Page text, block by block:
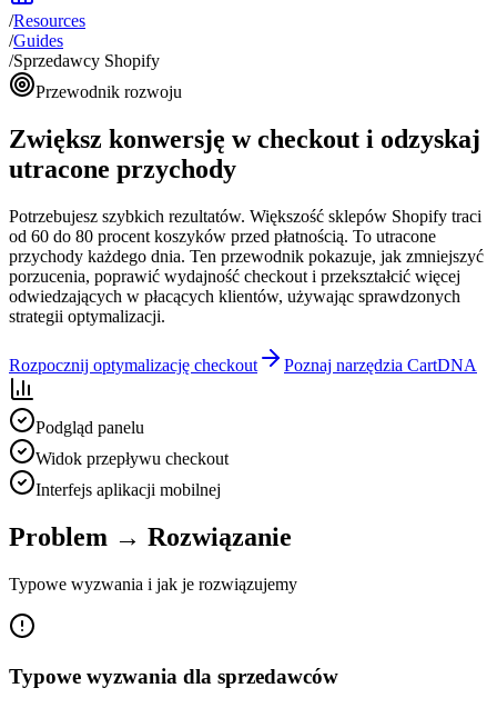
/Resources
/Guides
/Sprzedawcy Shopify
Przewodnik rozwoju
Zwiększ konwersję w checkout i odzyskaj
utracone przychody
Potrzebujesz szybkich rezultatów. Większość sklepów Shopify traci
od 60 do 80 procent koszyków przed płatnością. To utracone
przychody każdego dnia. Ten przewodnik pokazuje, jak zmniejszyć
porzucenia, poprawić wydajność checkout i przekształcić więcej
odwiedzających w płacących klientów, używając sprawdzonych
strategii optymalizacji.
Rozpocznij optymalizację checkout Poznaj narzędzia CartDNA
Podgląd panelu
Widok przepływu checkout
Interfejs aplikacji mobilnej
Problem → Rozwiązanie
Typowe wyzwania i jak je rozwiązujemy
Typowe wyzwania dla sprzedawców